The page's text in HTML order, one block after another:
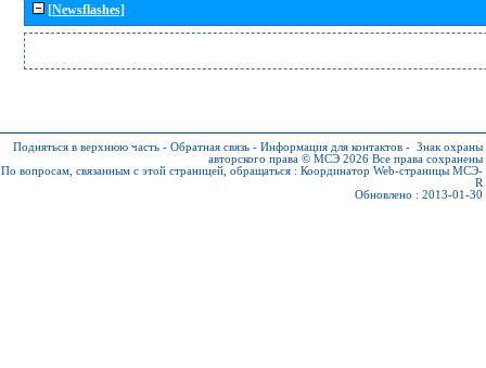
[Newsflashes]
Подняться в верхнюю часть - Обратная связь - Информация для контактов - Знак охраны
авторского права © МСЭ 2026 Все права сохранены
По вопросам, связанным с этой страницей, обращаться : Координатор Web-страницы МСЭ-
R
Обновлено : 2013-01-30